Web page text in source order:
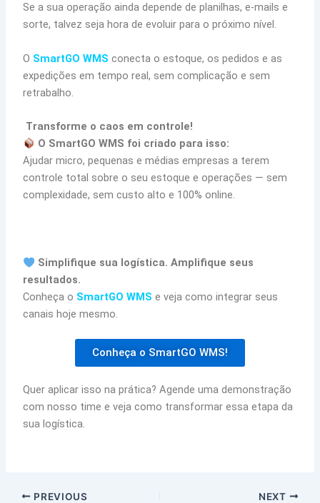
Se a sua operação ainda depende de planilhas, e-mails e
sorte, talvez seja hora de evoluir para o próximo nível.
O SmartGO WMS conecta o estoque, os pedidos e as
expedições em tempo real, sem complicação e sem
retrabalho.
Transforme o caos em controle!
O SmartGO WMS foi criado para isso:
Ajudar micro, pequenas e médias empresas a terem
controle total sobre o seu estoque e operações — sem
complexidade, sem custo alto e 100% online.
Simplifique sua logística. Amplifique seus
resultados.
Conheça o SmartGO WMS e veja como integrar seus
canais hoje mesmo.
Conheça o SmartGO WMS!
Quer aplicar isso na prática? Agende uma demonstração
com nosso time e veja como transformar essa etapa da
sua logística.
PREVIOUS NEXT